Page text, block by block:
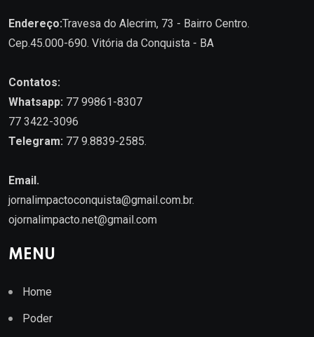
Endereço:Travesa do Alecrim, 73 - Bairro Centro.
Cep.45.000-690. Vitória da Conquista - BA
Contatos:
Whatsapp: 77 99861-8307
77 3422-3096
Telegram: 77 9.8839-2585.
Email.
jornalimpactoconquista@gmail.com.br.
ojornalimpacto.net@gmail.com
MENU
Home
Poder